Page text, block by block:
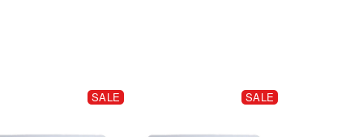
SALE SALE